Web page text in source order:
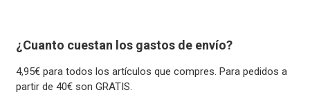
¿Cuanto cuestan los gastos de envío?
4,95€ para todos los artículos que compres. Para pedidos a
partir de 40€ son GRATIS.